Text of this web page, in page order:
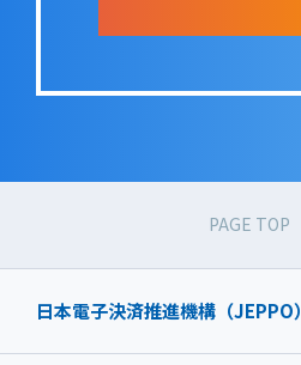
PAGE TOP
日本電子決済推進機構（JEPPO）